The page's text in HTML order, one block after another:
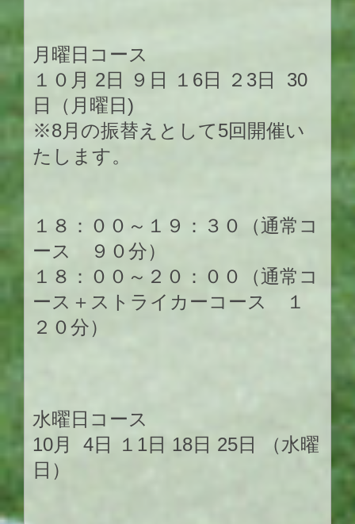
月曜日コース
１０月 2日 ９日 １6日 ２3日 30
日（月曜日)
※8月の振替えとして5回開催い
たします。
１８：００～１９：３０（通常コ
ース ９０分）
１８：００～２０：００（通常コ
ース＋ストライカーコース １
２０分）
水曜日コース
10月 4日 １1日 18日 25日 （水曜
日）